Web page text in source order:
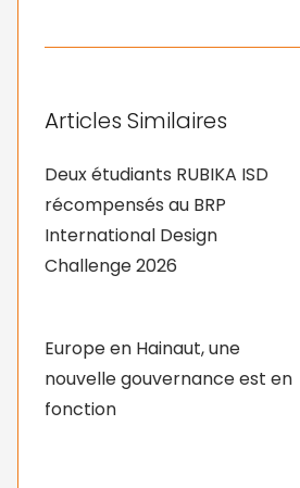
Articles Similaires
Deux étudiants RUBIKA ISD
récompensés au BRP
International Design
Challenge 2026
Europe en Hainaut, une
nouvelle gouvernance est en
fonction